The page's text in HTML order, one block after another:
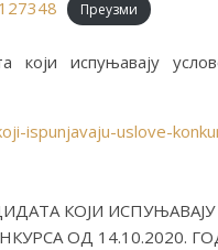
Преузми
који испуњавају
ispunjavaju-uslove-
КОЈИ
ОД 14.10.2020.